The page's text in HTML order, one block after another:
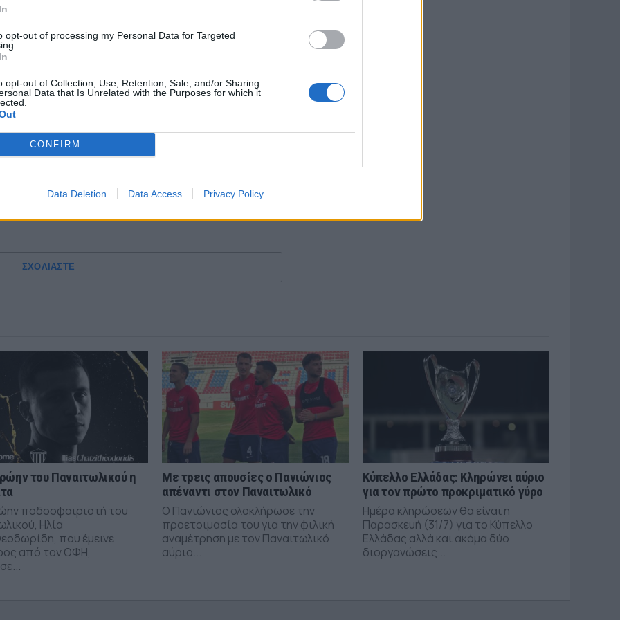
opt-out of processing my Personal Data for Targeted
opt-out of Collection, Use, Retention, Sale, and/or Sharing
Data that Is Unrelated with the Purposes for which it
CONFIRM
Data Deletion Data Access Privacy Policy
της βίας, στην οποία θα συμμετέχουν όλες
League και όλων των ομάδων που την
σε συνεργασία με τον ΠΣΑΠΠ (Πανελλήνιος
Ποδοσφαιριστριών), θα προβάλλει
όλοι οι ποδοσφαιριστές, όλα τα μέλη της
ένα μήνυμα:
ΚΑΤΑ ΤΗΣ ΒΙΑΣ»
ΣΧΟΛΙΑΣΤΕ
του Παναιτωλικού η
ποδοσφαιριστή του
Ηλία
που έμεινε
από τον ΟΦΗ,
Με τρεις απουσίες ο Πανιώνιος
απέναντι στον Παναιτωλικό
Ο Πανιώνιος ολοκλήρωσε την
προετοιμασία του για την φιλική
αναμέτρηση με τον Παναιτωλικό
αύριο...
Κύπελλο Ελλάδας: Κληρώνει αύριο
για τον πρώτο προκριματικό γύρο
Ημέρα κληρώσεων θα είναι η
Παρασκευή (31/7) για το Κύπελλο
Ελλάδας αλλά και ακόμα δύο
διοργανώσεις...